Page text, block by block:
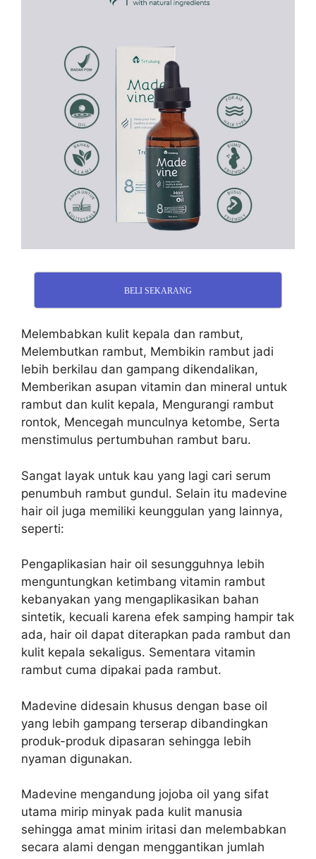
BELI SEKARANG
Melembabkan kulit kepala dan rambut,
Melembutkan rambut, Membikin rambut jadi
lebih berkilau dan gampang dikendalikan,
Memberikan asupan vitamin dan mineral untuk
rambut dan kulit kepala, Mengurangi rambut
rontok, Mencegah munculnya ketombe, Serta
menstimulus pertumbuhan rambut baru.
Sangat layak untuk kau yang lagi cari serum
penumbuh rambut gundul. Selain itu madevine
hair oil juga memiliki keunggulan yang lainnya,
seperti:
Pengaplikasian hair oil sesungguhnya lebih
menguntungkan ketimbang vitamin rambut
kebanyakan yang mengaplikasikan bahan
sintetik, kecuali karena efek samping hampir tak
ada, hair oil dapat diterapkan pada rambut dan
kulit kepala sekaligus. Sementara vitamin
rambut cuma dipakai pada rambut.
Madevine didesain khusus dengan base oil
yang lebih gampang terserap dibandingkan
produk-produk dipasaran sehingga lebih
nyaman digunakan.
Madevine mengandung jojoba oil yang sifat
utama mirip minyak pada kulit manusia
sehingga amat minim iritasi dan melembabkan
secara alami dengan menggantikan jumlah